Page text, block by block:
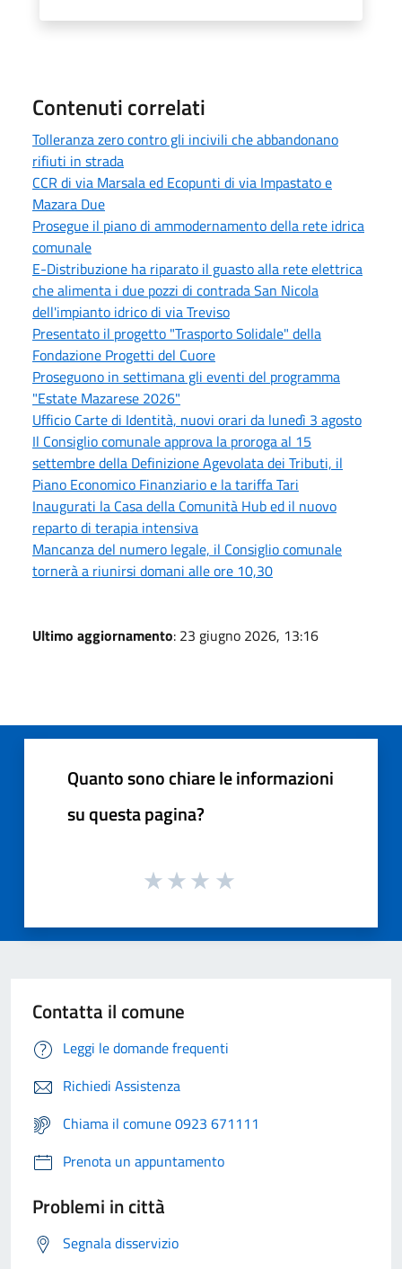
Contenuti correlati
Tolleranza zero contro gli incivili che abbandonano
rifiuti in strada
CCR di via Marsala ed Ecopunti di via Impastato e
Mazara Due
Prosegue il piano di ammodernamento della rete idrica
comunale
E-Distribuzione ha riparato il guasto alla rete elettrica
che alimenta i due pozzi di contrada San Nicola
dell'impianto idrico di via Treviso
Presentato il progetto "Trasporto Solidale" della
Fondazione Progetti del Cuore
Proseguono in settimana gli eventi del programma
"Estate Mazarese 2026"
Ufficio Carte di Identità, nuovi orari da lunedì 3 agosto
Il Consiglio comunale approva la proroga al 15
settembre della Definizione Agevolata dei Tributi, il
Piano Economico Finanziario e la tariffa Tari
Inaugurati la Casa della Comunità Hub ed il nuovo
reparto di terapia intensiva
Mancanza del numero legale, il Consiglio comunale
tornerà a riunirsi domani alle ore 10,30
Ultimo aggiornamento: 23 giugno 2026, 13:16
Quanto sono chiare le informazioni
su questa pagina?
Contatta il comune
Leggi le domande frequenti
Richiedi Assistenza
Chiama il comune 0923 671111
Prenota un appuntamento
Problemi in città
Segnala disservizio